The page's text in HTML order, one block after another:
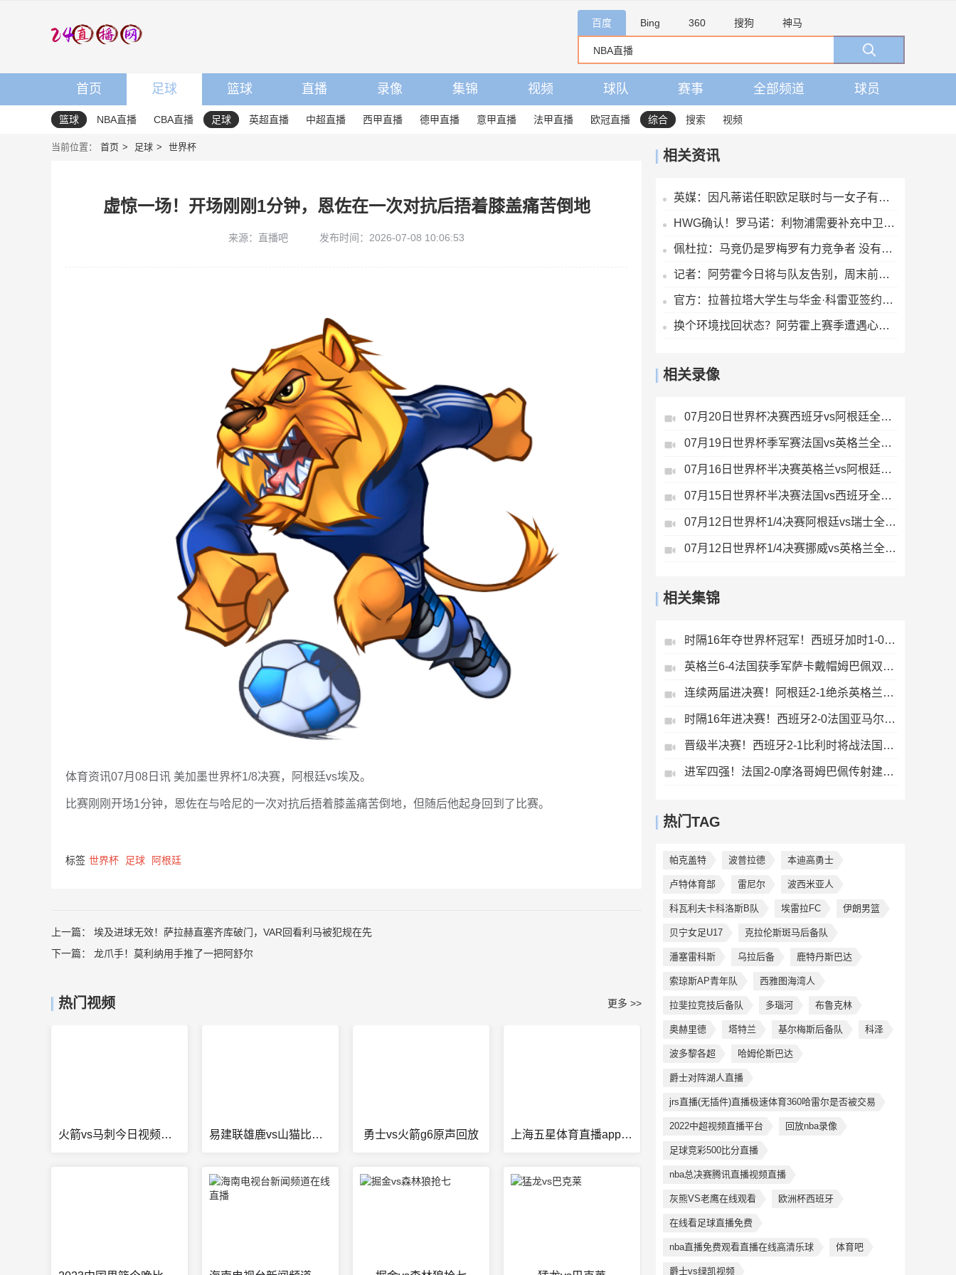
百度 Bing 360 搜狗 神马
首页 足球 篮球 直播 录像 集锦 视频 球队 赛事 全部频道 球员
篮球 NBA直播 CBA直播 足球 英超直播 中超直播 西甲直播 德甲直播 意甲直播 法甲直播 欧冠直播 综合 搜索 视频
当前位置： 首页 足球 世界杯
虚惊一场！开场刚刚1分钟，恩佐在一次对抗后捂着膝盖痛苦倒地
来源：直播吧 发布时间：2026-07-08 10:06:53
体育资讯07月08日讯 美加墨世界杯1/8决赛，阿根廷vs埃及。
比赛刚刚开场1分钟，恩佐在与哈尼的一次对抗后捂着膝盖痛苦倒地，但随后他起身回到了比赛。
标签 世界杯 足球 阿根廷
上一篇： 埃及进球无效！萨拉赫直塞齐库破门，VAR回看利马被犯规在先
下一篇： 龙爪手！莫利纳用手推了一把阿舒尔
热门视频 更多 >>
火箭vs马刺今日视频直播 易建联雄鹿vs山猫比赛视频 勇士vs火箭g6原声回放 上海五星体育直播app下载
相关资讯
英媒：因凡蒂诺任职欧足联时与一女子有染，欧足联付6位数封口费
HWG确认！罗马诺：利物浦需要补充中卫深度，如今出手签下阿劳霍
佩杜拉：马竞仍是罗梅罗有力竞争者 没有劳塔罗致电球员的消息
记者：阿劳霍今日将与队友告别，周末前往英格兰租借加盟利物浦
官方：拉普拉塔大学生与华金·科雷亚签约两年
换个环境找回状态？阿劳霍上赛季遭遇心理问题，世界杯受伤未出场
相关录像
07月20日世界杯决赛西班牙vs阿根廷全场录像
07月19日世界杯季军赛法国vs英格兰全场录像
07月16日世界杯半决赛英格兰vs阿根廷全场录像
07月15日世界杯半决赛法国vs西班牙全场录像
07月12日世界杯1/4决赛阿根廷vs瑞士全场录像
07月12日世界杯1/4决赛挪威vs英格兰全场录像
相关集锦
时隔16年夺世界杯冠军！西班牙加时1-0阿根廷费兰制胜恩佐染红
英格兰6-4法国获季军萨卡戴帽姆巴佩双响创纪录奥利塞2助+失良机
连续两届进决赛！阿根廷2-1绝杀英格兰劳塔罗恩佐破门梅西两助攻
时隔16年进决赛！西班牙2-0法国亚马尔造点奥亚萨瓦尔、波罗破门
晋级半决赛！西班牙2-1比利时将战法国梅里诺替补绝杀拉门斯送礼
进军四强！法国2-0摩洛哥姆巴佩传射建功+失点登贝莱贴地斩
热门TAG
帕克盖特 波普拉德 本迪高勇士
卢特体育部 雷尼尔 波西米亚人
科瓦利夫卡科洛斯B队 埃雷拉FC 伊朗男篮
贝宁女足U17 克拉伦斯斑马后备队
潘塞雷科斯 乌拉后备 鹿特丹斯巴达
索琼斯AP青年队 西雅图海湾人
拉斐拉竞技后备队 多瑙河 布鲁克林
奥赫里德 塔特兰 基尔梅斯后备队 科泽
波多黎各超 哈姆伦斯巴达
爵士对阵湖人直播
jrs直播(无插件)直播极速体育360哈雷尔是否被交易
2022中超视频直播平台 回放nba录像
足球竞彩500比分直播
nba总决赛腾讯直播视频直播
灰熊VS老鹰在线观看 欧洲杯西班牙
在线看足球直播免费
nba直播免费观看直播在线高清乐球 体育吧
爵士vs绿凯视频